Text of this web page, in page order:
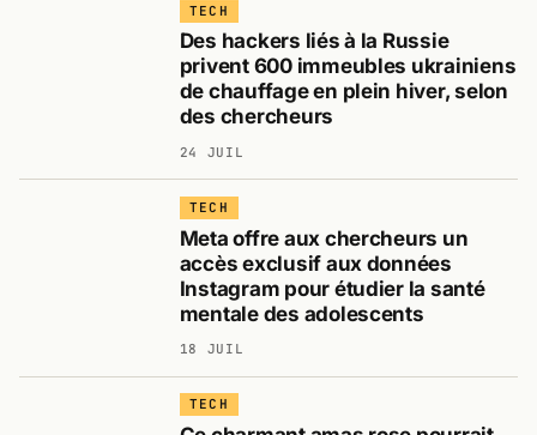
TECH
Des hackers liés à la Russie
privent 600 immeubles ukrainiens
de chauffage en plein hiver, selon
des chercheurs
24 JUIL
TECH
Meta offre aux chercheurs un
accès exclusif aux données
Instagram pour étudier la santé
mentale des adolescents
18 JUIL
TECH